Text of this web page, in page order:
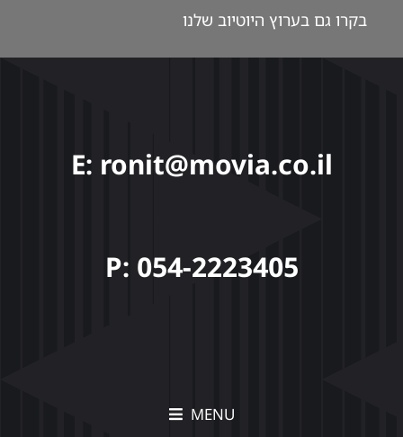
בקרו גם בערוץ היוטיובשלנו
E: ronit@movia.co.il
P: 054-2223405
MENU